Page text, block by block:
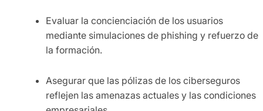
Evaluar la concienciación de los usuarios
mediante simulaciones de phishing y refuerzo de
la formación.
Asegurar que las pólizas de los ciberseguros
reflejen las amenazas actuales y las condiciones